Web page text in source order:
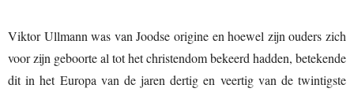
Viktor Ullmann was van Joodse origine en hoewel zijn ouders zich
voor zijn geboorte al tot het christendom bekeerd hadden, betekende
dit in het Europa van de jaren dertig en veertig van de twintigste